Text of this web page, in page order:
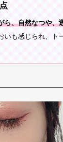
ら、自然なつや、
いも感じられ、ト